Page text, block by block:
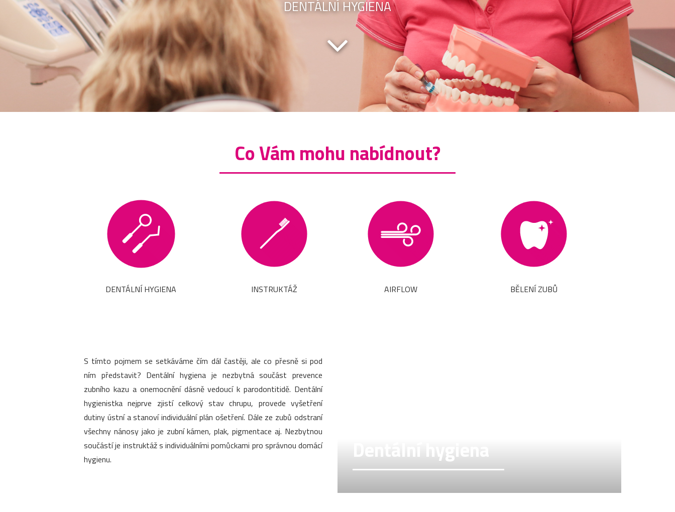
DENTÁLNÍ HYGIENA
Co Vám mohu nabídnout?
DENTÁLNÍ HYGIENA INSTRUKTÁŽ AIRFLOW BĚLENÍ ZUBŮ
S tímto pojmem se setkáváme čím dál častěji, ale co přesně si pod
ním představit? Dentální hygiena je nezbytná součást prevence
zubního kazu a onemocnění dásně vedoucí k parodontitidě. Dentální
hygienistka nejprve zjistí celkový stav chrupu, provede vyšetření
dutiny ústní a stanoví individuální plán ošetření. Dále ze zubů odstraní
všechny nánosy jako je zubní kámen, plak, pigmentace aj. Nezbytnou
součástí je instruktáž s individuálními pomůckami pro správnou domácí
hygienu.
Dentální hygiena